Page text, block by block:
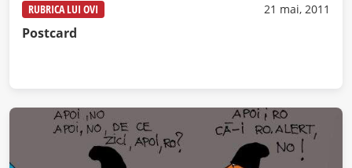
RUBRICA LUI OVI 21 mai, 2011
Postcard